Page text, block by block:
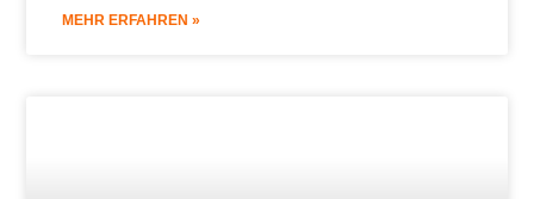
MEHR ERFAHREN »